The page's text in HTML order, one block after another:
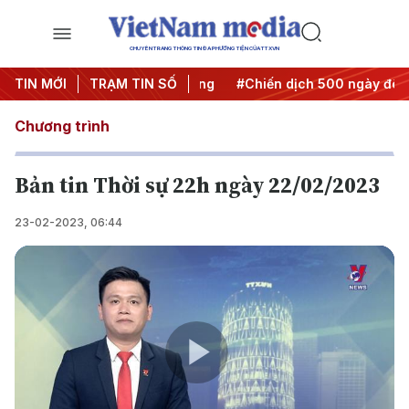
CHUYÊN TRANG THÔNG TIN ĐA PHƯƠNG TIỆN CỦA TTXVN
TIN MỚI TRẠM TIN SỐ
Nghị quyết thành hành động #Chiến dịch 500 ngày đêm
Chương trình
Bản tin Thời sự 22h ngày 22/02/2023
23-02-2023, 06:44
Play